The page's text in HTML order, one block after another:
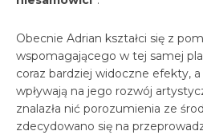
Obecnie Adrian kształci się z
wspomagającego w tej samej
coraz bardziej widoczne efekty,
wpływają na jego rozwój
znalazła nić porozumienia ze
zdecydowano się na